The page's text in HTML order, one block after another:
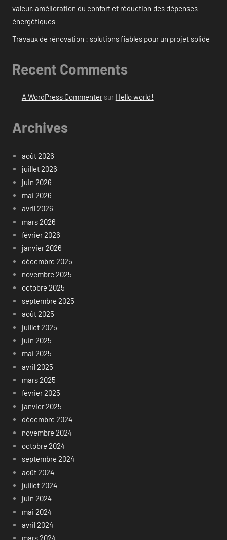
valeur, amélioration du confort et réduction des dépenses
énergétiques
Travaux de rénovation : solutions fiables pour un projet solide
Recent Comments
A WordPress Commentersur Hello world!
Archives
août 2026
juillet 2026
juin 2026
mai 2026
avril 2026
mars 2026
février 2026
janvier 2026
décembre 2025
novembre 2025
octobre 2025
septembre 2025
août 2025
juillet 2025
juin 2025
mai 2025
avril 2025
mars 2025
février 2025
janvier 2025
décembre 2024
novembre 2024
octobre 2024
septembre 2024
août 2024
juillet 2024
juin 2024
mai 2024
avril 2024
mars 2024